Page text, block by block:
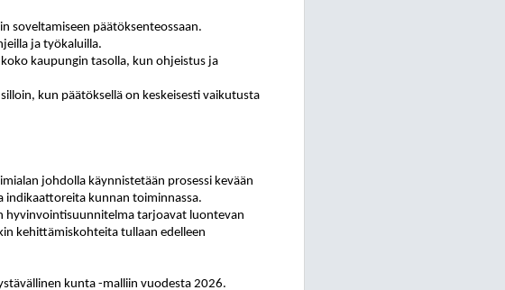
soveltamiseen päätöksenteossaan.
ja työkaluilla.
kaupungin tasolla, kun ohjeistus ja
kun päätöksellä on keskeisesti vaikutusta
johdolla käynnistetään prosessi kevään
indikaattoreita kunnan toiminnassa.
hyvinvointisuunnitelma tarjoavat luontevan
kehittämiskohteita tullaan edelleen
kunta -malliin vuodesta 2026.